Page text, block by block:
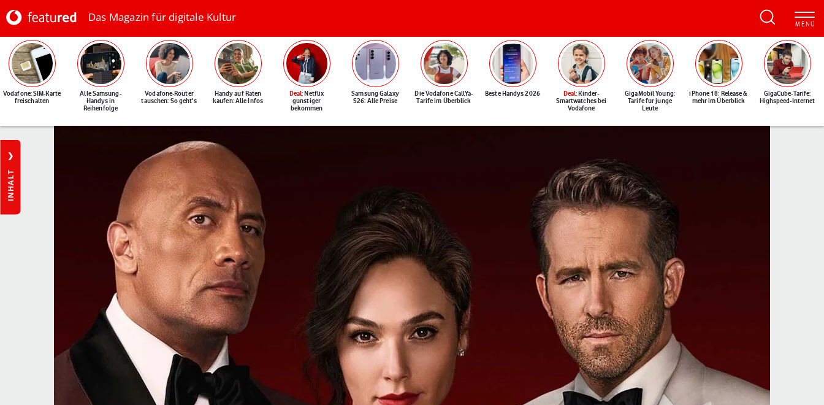
Das Magazin für digitale Kultur
Vodafone: SIM-Karte
freischalten
Alle Samsung-
Handys in
Reihenfolge
Vodafone-Router
tauschen: So geht's
Handy auf Raten
kaufen: Alle Infos
Deal: Netflix
günstiger
bekommen
Samsung Galaxy
S26: Alle Preise
Die Vodafone CallYa-
Tarife im Überblick
Beste Handys 2026 Deal: Kinder-
Smartwatches bei
Vodafone
GigaMobil Young:
Tarife für junge
Leute
iPhone 18: Release &
mehr im Überblick
GigaCube-Tarife:
Highspeed-Internet
INHALT